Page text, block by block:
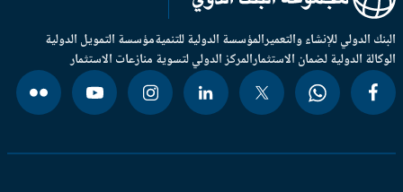
الدولي للإنشاء والتعميرالمؤسسة الدولية للتنميةمؤسسة التمويل الدولية
الدولية لضمان الاستثمارالمركز الدولي لتسوية منازعات الاستثمار